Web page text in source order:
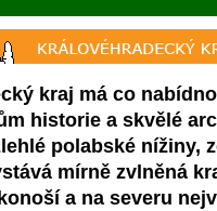
kraj má co
historie a skvělé
polabské nížiny,
mírně zvlněná
a na severu